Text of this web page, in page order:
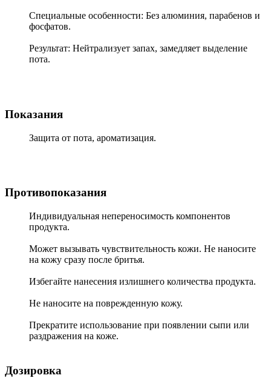
Специальные особенности: Без алюминия, парабенов и
фосфатов.
Результат: Нейтрализует запах, замедляет выделение
пота.
Показания
Защита от пота, ароматизация.
Противопоказания
Индивидуальная непереносимость компонентов
продукта.
Может вызывать чувствительность кожи. Не наносите
на кожу сразу после бритья.
Избегайте нанесения излишнего количества продукта.
Не наносите на поврежденную кожу.
Прекратите использование при появлении сыпи или
раздражения на коже.
Дозировка